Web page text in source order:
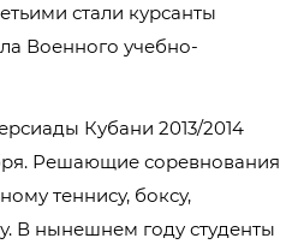
стали курсанты
Военного учебно-
Кубани 2013/2014
Решающие соревнования
теннису, боксу,
В нынешнем году студенты